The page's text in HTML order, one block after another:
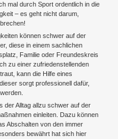
mal durch Sport ordentlich in die
– es geht nicht darum,
können schwer auf der
diese in einem sachlichen
Familie oder Freundeskreis
zu einer zufriedenstellenden
kann die Hilfe eines
sorgt professionell dafür,
der Alltag allzu schwer auf der
einleiten. Dazu können
Abschalten von den immer
bewährt hat sich hier